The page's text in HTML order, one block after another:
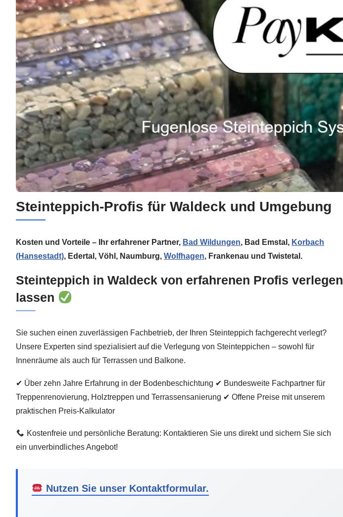
Steinteppich-Profis für Waldeck und Umgebung
Kosten und Vorteile – Ihr erfahrener Partner, Bad Wildungen, Bad Emstal, Korbach
(Hansestadt), Edertal, Vöhl, Naumburg, Wolfhagen, Frankenau und Twistetal.
Steinteppich in Waldeck von erfahrenen Profis verlegen
lassen
Sie suchen einen zuverlässigen Fachbetrieb, der Ihren Steinteppich fachgerecht verlegt?
Unsere Experten sind spezialisiert auf die Verlegung von Steinteppichen – sowohl für
Innenräume als auch für Terrassen und Balkone.
✔ Über zehn Jahre Erfahrung in der Bodenbeschichtung ✔ Bundesweite Fachpartner für
Treppenrenovierung, Holztreppen und Terrassensanierung ✔ Offene Preise mit unserem
praktischen Preis-Kalkulator
Kostenfreie und persönliche Beratung: Kontaktieren Sie uns direkt und sichern Sie sich
ein unverbindliches Angebot!
Nutzen Sie unser Kontaktformular.